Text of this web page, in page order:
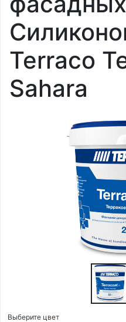
Terraco
Sahara
Выберите цвет